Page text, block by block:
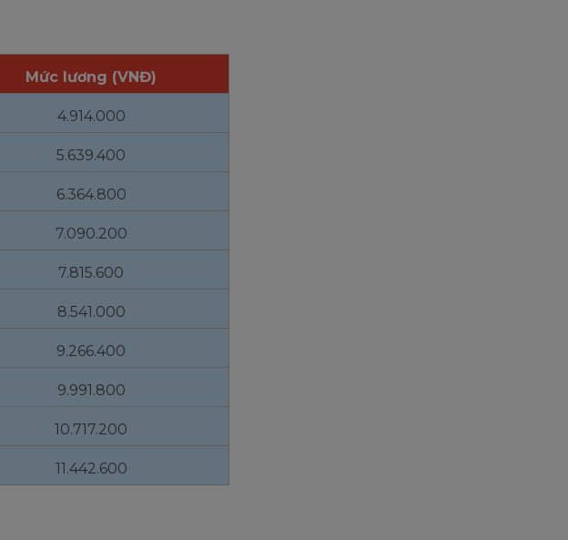
Mức lương (VNĐ)
4.914.000
5.639.400
6.364.800
7.090.200
7.815.600
8.541.000
9.266.400
9.991.800
10.717.200
11.442.600